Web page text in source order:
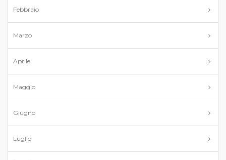
Febbraio
Marzo
Aprile
Maggio
Giugno
Luglio